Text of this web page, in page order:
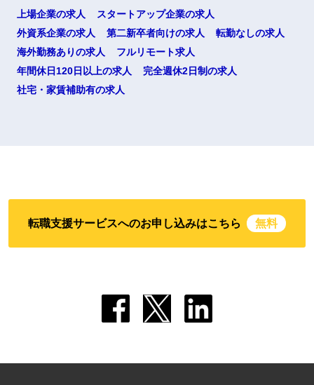
上場企業の求人
スタートアップ企業の求人
外資系企業の求人
第二新卒者向けの求人
転勤なしの求人
海外勤務ありの求人
フルリモート求人
年間休日120日以上の求人
完全週休2日制の求人
社宅・家賃補助有の求人
転職支援サービスへのお申し込みはこちら 無料